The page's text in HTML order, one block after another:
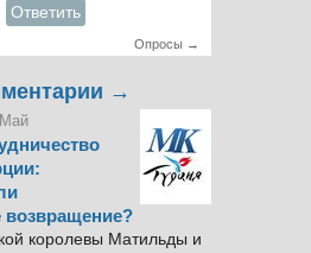
Ответить
Опросы →
→
Май
королевы Матильды и